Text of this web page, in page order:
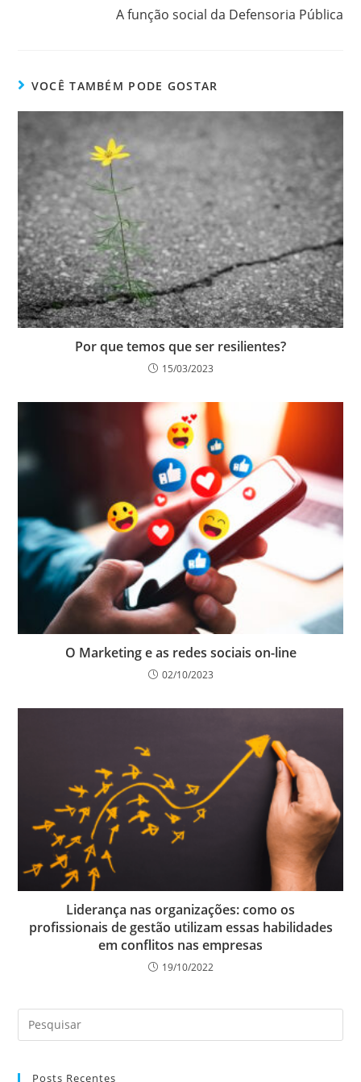
A função social da Defensoria Pública
VOCÊ TAMBÉM PODE GOSTAR
Por que temos que ser resilientes?
15/03/2023
O Marketing e as redes sociais on-line
02/10/2023
Liderança nas organizações: como os
profissionais de gestão utilizam essas habilidades
em conflitos nas empresas
19/10/2022
Posts Recentes